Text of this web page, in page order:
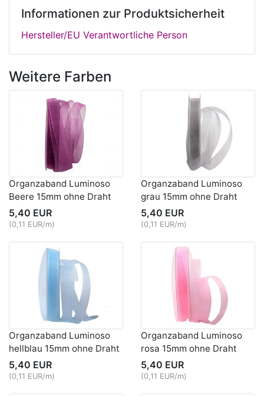
Informationen zur Produktsicherheit
Hersteller/EU Verantwortliche Person
Weitere Farben
Organzaband Luminoso
Beere 15mm ohne Draht
5,40 EUR
(0,11 EUR/m)
Organzaband Luminoso
grau 15mm ohne Draht
5,40 EUR
(0,11 EUR/m)
Organzaband Luminoso
hellblau 15mm ohne Draht
5,40 EUR
(0,11 EUR/m)
Organzaband Luminoso
rosa 15mm ohne Draht
5,40 EUR
(0,11 EUR/m)